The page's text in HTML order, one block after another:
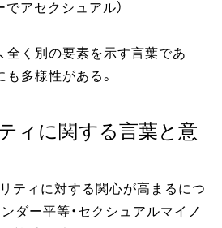
アセクシュアル）
全く別の要素を示す言葉であ
も多様性がある。
ィに関する言葉と意
ティに対する関心が高まるにつ
ダー平等・セクシュアルマイノ